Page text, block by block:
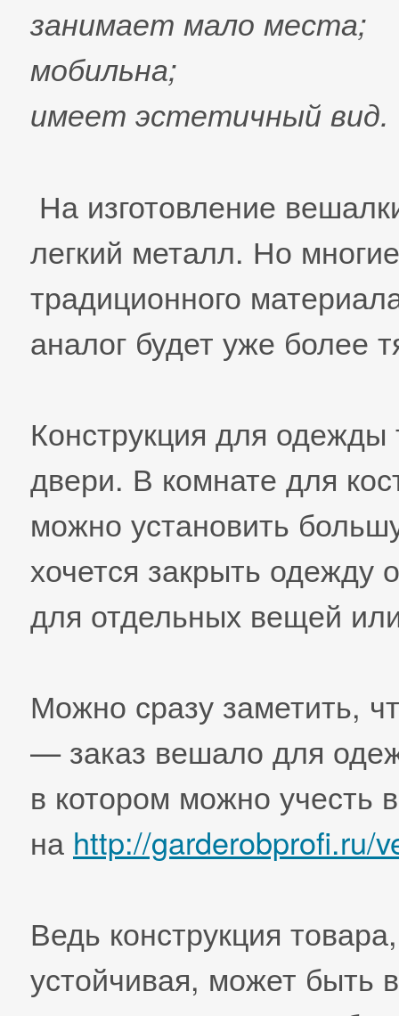
занимает мало места;
мобильна;
имеет эстетичный вид.
На изготовление
легкий металл. Но
традиционного
аналог будет уже более
Конструкция для одежды
двери. В комнате для
можно установить
хочется закрыть одежду
для отдельных вещей
Можно сразу заметить,
— заказ вешало для
в котором можно учесть
на http://garderobprofi.ru/
Ведь конструкция
устойчивая, может быть